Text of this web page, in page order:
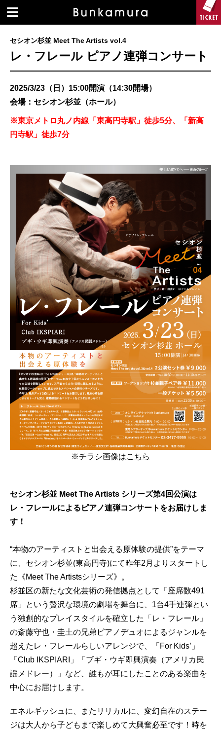
セシオン杉並 Meet The Artists vol.4
レ・フレール ピアノ連弾コンサート
2025/3/23（日）15:00開演（14:30開場）
会場：セシオン杉並（ホール）
※東京メトロ丸ノ内線「東高円寺駅」徒歩5分、「新高
円寺駅」徒歩7分
※チラシ画像はこちら
セシオン杉並 Meet The Artists シリーズ第4回公演は
レ・フレールによるピアノ連弾コンサートをお届けしま
す！
“本物のアーティストと出会える原体験の提供”をテーマ
に、セシオン杉並(東高円寺)にて昨年2月よりスタートし
た《Meet The Artistsシリーズ》。
杉並区の新たな文化芸術の発信拠点として「座席数491
席」という贅沢な環境の劇場を舞台に、1台4手連弾とい
う独創的なプレイスタイルを確立した「レ・フレール」
の斎藤守也・圭土の兄弟ピアノデュオによるジャンルを
超えたレ・フレールらしいアレンジで、「For Kids’」
「Club IKSPIARI」「ブギ・ウギ即興演奏（アメリカ民
謡メドレー）」など、誰もが耳にしたことのある楽曲を
中心にお届けします。
エネルギッシュに、またリリカルに、変幻自在のステー
ジは大人から子どもまで楽しめて大興奮必至です！時を